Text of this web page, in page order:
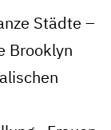
Städte –
Brooklyn